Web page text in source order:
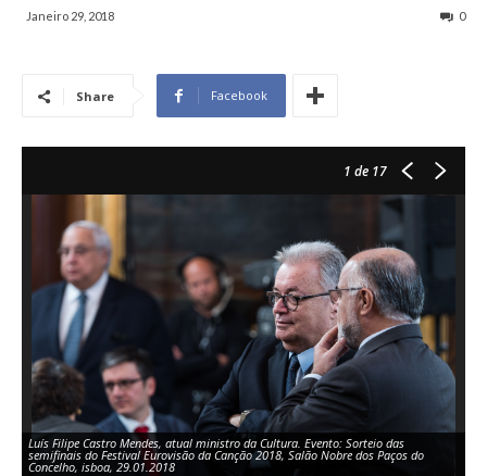
Janeiro 29, 2018 0
Share Facebook
1 de 17
Luís Filipe Castro Mendes, atual ministro da Cultura. Evento: Sorteio das
semifinais do Festival Eurovisão da Canção 2018, Salão Nobre dos Paços do
Concelho, isboa, 29.01.2018